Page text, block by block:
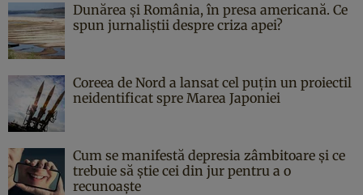
Dunărea și România, în presa americană. Ce
spun jurnaliștii despre criza apei?
Coreea de Nord a lansat cel puțin un proiectil
neidentificat spre Marea Japoniei
Cum se manifestă depresia zâmbitoare și ce
trebuie să știe cei din jur pentru a o
recunoaște